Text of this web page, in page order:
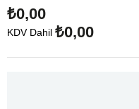
₺0,00
KDV Dahil ₺0,00